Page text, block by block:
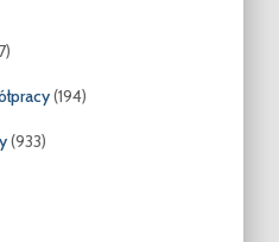
(194)
(933)